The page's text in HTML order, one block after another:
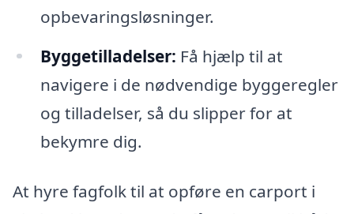
opbevaringsløsninger.
Byggetilladelser: Få hjælp til at
navigere i de nødvendige byggeregler
og tilladelser, så du slipper for at
bekymre dig.
At hyre fagfolk til at opføre en carport i